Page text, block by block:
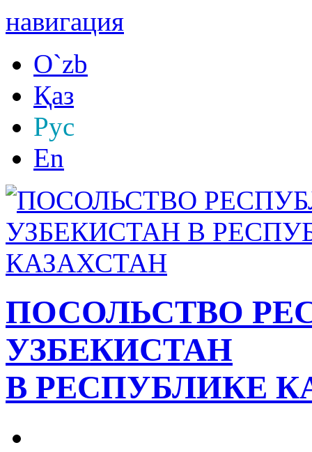
навигация
O`zb
Қаз
Рус
En
ПОСОЛЬСТВО
УЗБЕКИСТАН
В РЕСПУБЛИКЕ